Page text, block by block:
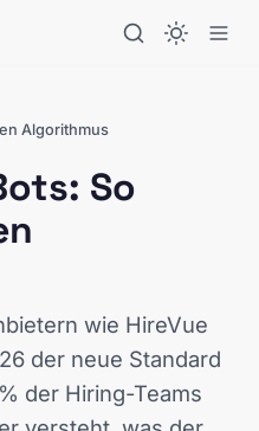
Algorithmus
So
wie HireVue
der neue Standard
der Hiring-Teams